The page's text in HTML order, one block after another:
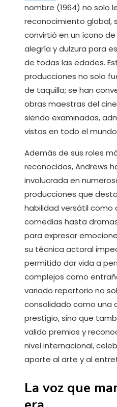
nombre (1964) no solo
reconocimiento global,
convirtió en un ícono
alegría y dulzura para
de todas las edades.
producciones no solo
de taquilla; se han
obras maestras del
siendo examinadas,
vistas en todo el
Además de sus roles
reconocidos, Andrews
involucrada en
producciones que
habilidad versátil como
comedias hasta
para expresar
su técnica actoral
permitido dar vida a
complejos como
variado repertorio no
consolidado como una
prestigio, sino que
valido premios y
nivel internacional,
aporte al arte y al
La voz que